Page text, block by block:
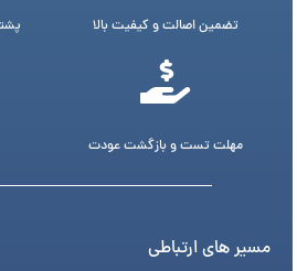
تضمین اصالت و کیفیت بالا پشتیبانی
مهلت تست و بازگشت عودت
مسیر های ارتباطی